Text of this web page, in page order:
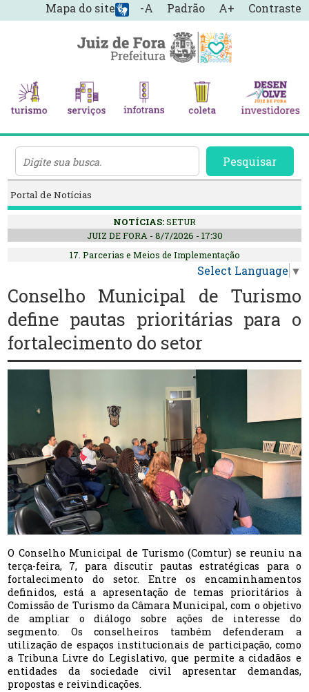
-A Padrão A+ Contraste
Mapa do site
Pesquisar
Portal de Notícias
NOTÍCIAS:SETUR
JUIZ DE FORA - 8/7/2026 - 17:30
17. Parcerias e Meios de Implementação
Select Language ▼
Conselho Municipal de Turismo
define pautas prioritárias para o
fortalecimento do setor
O Conselho Municipal de Turismo (Comtur) se reuniu na
terça-feira, 7, para discutir pautas estratégicas para o
fortalecimento do setor. Entre os encaminhamentos
definidos, está a apresentação de temas prioritários à
Comissão de Turismo da Câmara Municipal, com o objetivo
de ampliar o diálogo sobre ações de interesse do
segmento. Os conselheiros também defenderam a
utilização de espaços institucionais de participação, como
a Tribuna Livre do Legislativo, que permite a cidadãos e
entidades da sociedade civil apresentar demandas,
propostas e reivindicações.